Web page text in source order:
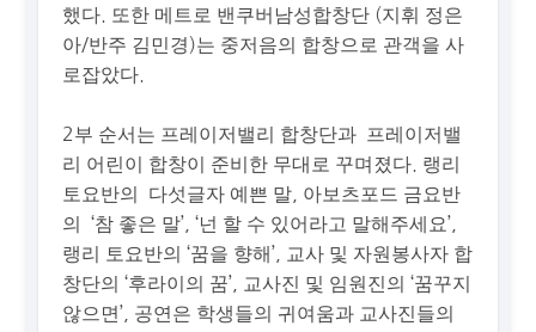
했다. 또한 메트로 밴쿠버남성합창단 (지휘 정은
아/반주 김민경)는 중저음의 합창으로 관객을 사
로잡았다.
2부 순서는 프레이저밸리 합창단과 프레이저밸
리 어린이 합창이 준비한 무대로 꾸며졌다. 랭리
토요반의 다섯글자 예쁜 말, 아보츠포드 금요반
의 ‘참 좋은 말’, ‘넌 할 수 있어라고 말해주세요’,
랭리 토요반의 ‘꿈을 향해’, 교사 및 자원봉사자 합
창단의 ‘후라이의 꿈’, 교사진 및 임원진의 ‘꿈꾸지
않으면’, 공연은 학생들의 귀여움과 교사진들의